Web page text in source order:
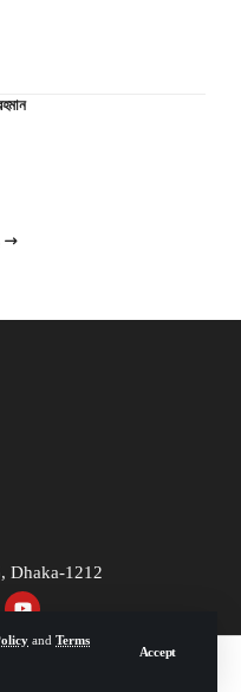
and Terms
Accept
Dhaka-1212
All Rights Reserved.